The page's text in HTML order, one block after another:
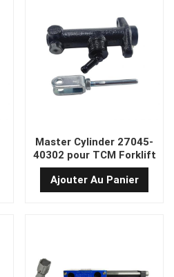
Master Cylinder 27045-
40302 pour TCM Forklift
FB20-6 FB25-6 FD30T3Z
Nissan K21
Ajouter Au Panier